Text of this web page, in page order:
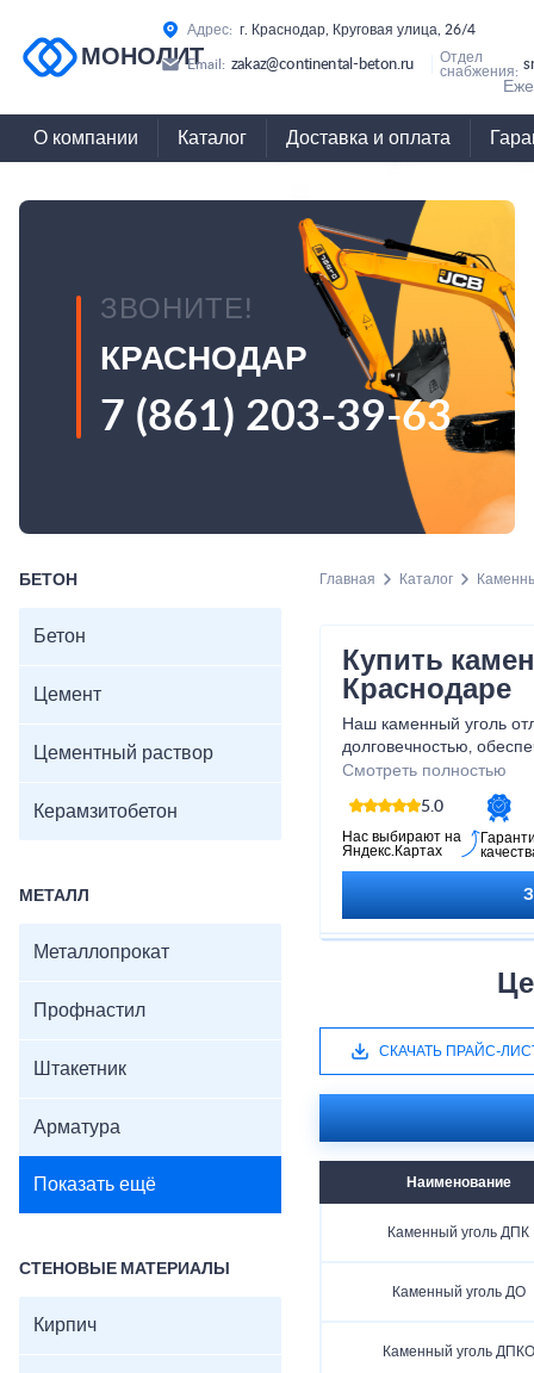
МОНОЛИТ
Адрес: г. Краснодар, Круговая улица, 26/4
Email: zakaz@continental-beton.ru
Отдел
снабжения:
О компании Каталог Доставка и оплата
ЗВОНИТЕ!
КРАСНОДАР
7 (861) 203-39-63
БЕТОН
Бетон
Цемент
Цементный раствор
Керамзитобетон
МЕТАЛЛ
Металлопрокат
Профнастил
Штакетник
Арматура
Показать ещё
СТЕНОВЫЕ МАТЕРИАЛЫ
Кирпич
Главная Каталог
Купить
Краснодаре
Наш каменный уголь
долговечностью,
горения и
что с нашим каменным
максимальную
каменный уголь у нас и
которые он
Смотреть полностью
5.0
Нас выбирают на
Яндекс.Картах
СКАЧАТЬ ПРАЙС-
Наименование
Каменный уголь ДПК
Каменный уголь ДО
Каменный уголь ДПКО